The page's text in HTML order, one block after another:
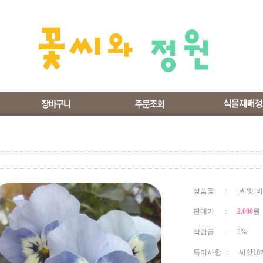
상품명 : [씨앗]비
판매가 : 2,000원
적립금 : 2%
특이사항 : 씨앗10